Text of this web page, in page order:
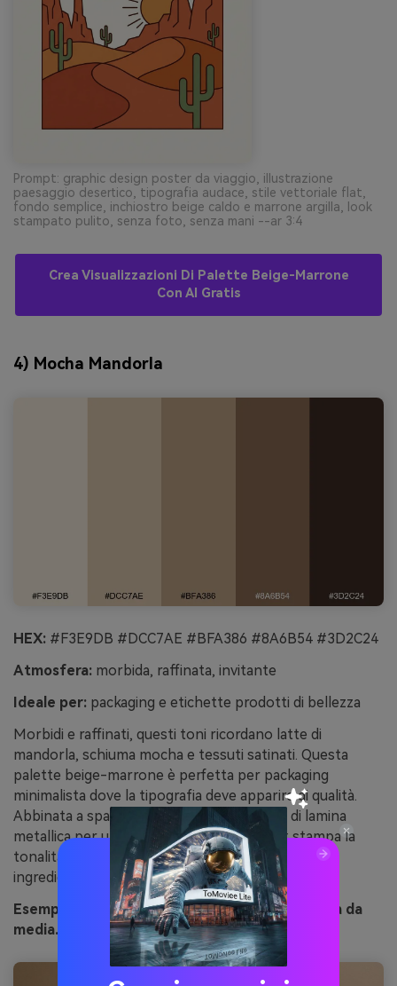
Prompt: graphic design poster da viaggio, illustrazione
paesaggio desertico, tipografia audace, stile vettoriale flat,
fondo semplice, inchiostro beige caldo e marrone argilla, look
stampato pulito, senza foto, senza mani --ar 3:4
Crea Visualizzazioni Di Palette Beige-Marrone
Con AI Gratis
4) Mocha Mandorla
HEX: #F3E9DB #DCC7AE #BFA386 #8A6B54 #3D2C24
Atmosfera: morbida, raffinata, invitante
Ideale per: packaging e etichette prodotti di bellezza
Morbidi e raffinati, questi toni ricordano latte di
mandorla, schiuma mocha e tessuti satinati. Questa
palette beige-marrone è perfetta per packaging
minimalista dove la tipografia deve apparire di qualità.
Abbinata a spazio bianco caldo e un tocco di lamina
metallica per un effetto elevato. Consiglio: stampa la
tonalità più scura come inchiostro ricco per testi
ingredienti, evitando etichette sbiadite.
Esempio immagine di mocha mandorla generata da
media.io